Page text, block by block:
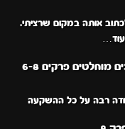
אותה במקום שרציתי.
עוד…
מוחלטים פרקים 6-8
רבה על כל ההשקעה